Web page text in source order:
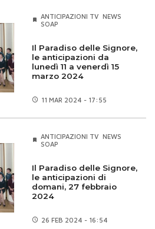
ANTICIPAZIONI TV NEWS
SOAP
Il Paradiso delle Signore,
le anticipazioni da
lunedì 11 a venerdì 15
marzo 2024
11 MAR 2024 - 17:55
ANTICIPAZIONI TV NEWS
SOAP
Il Paradiso delle Signore,
le anticipazioni di
domani, 27 febbraio
2024
26 FEB 2024 - 16:54